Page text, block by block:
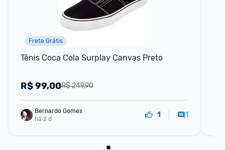
Frete Grátis
Tênis Coca Cola Surplay Canvas Preto
R$ 249,90
R$99,00
Bernardo Gomes
há 2 d
1 1